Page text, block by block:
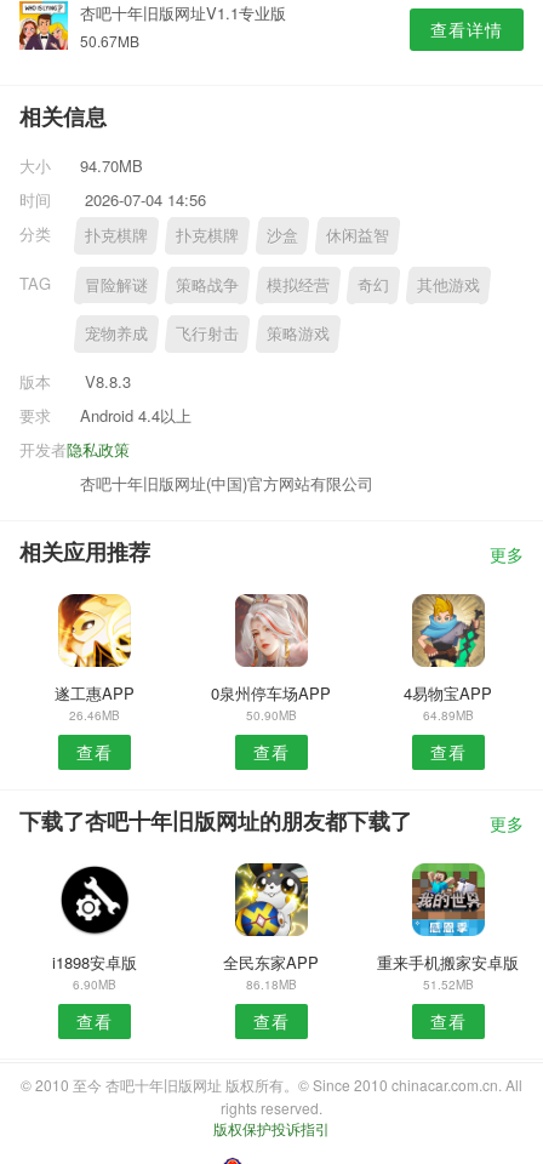
杏吧十年旧版网址V1.1专业版
50.67MB 查看详情
相关信息
大小
94.70MB
时间
2026-07-04 14:56
分类
扑克棋牌 扑克棋牌 沙盒 休闲益智
TAG 冒险解谜 策略战争 模拟经营 奇幻 其他游戏
宠物养成 飞行射击 策略游戏
版本
V8.8.3
要求
Android 4.4以上
隐私政策
开发者
杏吧十年旧版网址(中国)官方网站有限公司
相关应用推荐 更多
遂工惠APP
26.46MB
查看
0泉州停车场APP
50.90MB
查看
4易物宝APP
64.89MB
查看
下载了杏吧十年旧版网址的朋友都下载了 更多
i1898安卓版
6.90MB
查看
全民东家APP
86.18MB
查看
重来手机搬家安卓版
51.52MB
查看
© 2010 至今 杏吧十年旧版网址 版权所有。© Since 2010 chinacar.com.cn. All
rights reserved.
版权保护投诉指引